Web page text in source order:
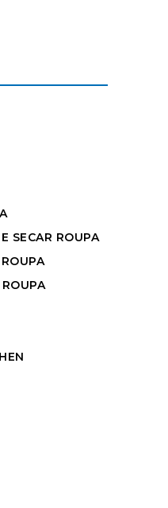
SECAR ROUPA